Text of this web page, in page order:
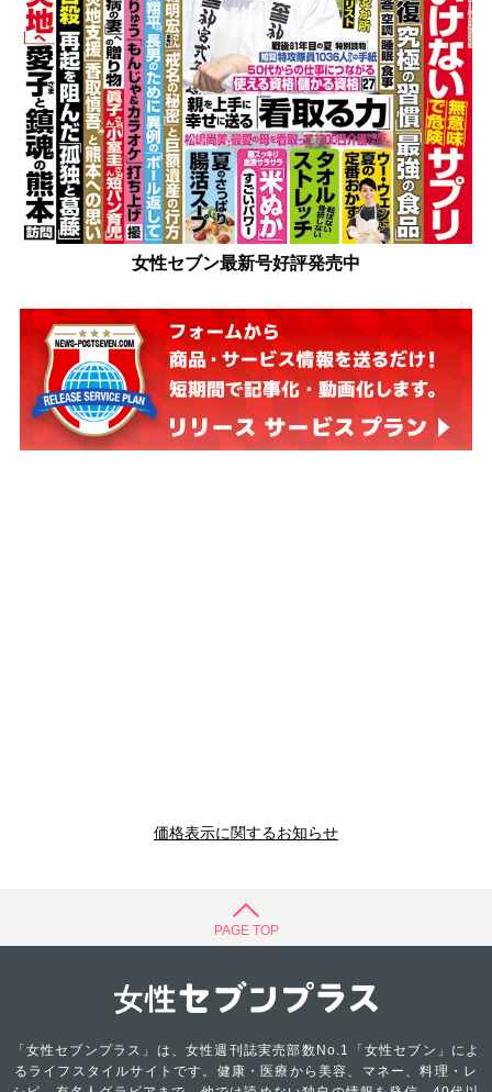
女性セブン最新号好評発売中
価格表示に関するお知らせ
PAGE TOP
「女性セブンプラス」は、女性週刊誌実売部数No.1「女性セブン」によ
るライフスタイルサイトです。健康・医療から美容、マネー、料理・レ